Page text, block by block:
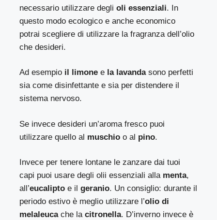
necessario utilizzare deglioli essenziali. In
questo modo ecologico e anche economico
potrai scegliere di utilizzare la fragranza dell’olio
che desideri.
Ad esempio il limone e la lavandasono perfetti
sia come disinfettante e sia per distendere il
sistema nervoso.
Se invece desideri un’aroma fresco puoi
utilizzare quello al muschio o al pino.
Invece per tenere lontane le zanzare dai tuoi
capi puoi usare degli olii essenziali alla menta,
all’eucalipto e ilgeranio. Un consiglio: durante il
periodo estivo è meglio utilizzare l’olio di
melaleucache lacitronella. D’inverno invece è